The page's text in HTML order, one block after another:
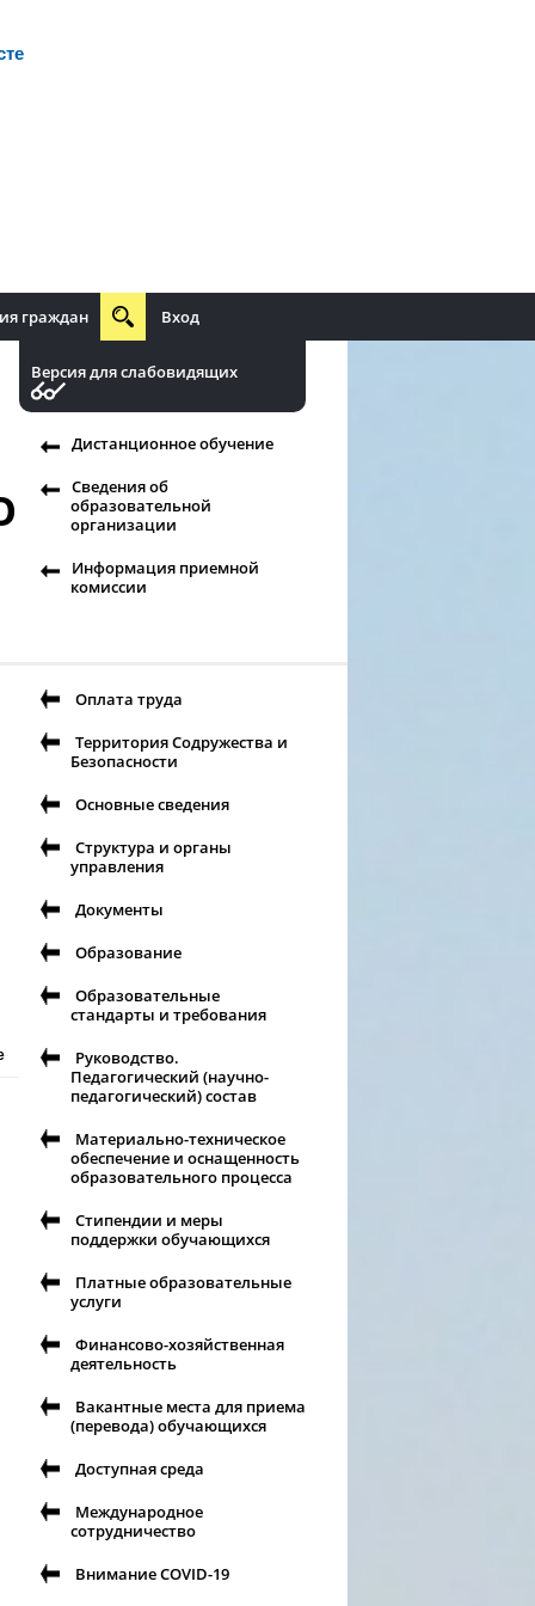
граждан Вход
Версия для слабовидящих
Дистанционное обучение
Сведения об
образовательной
организации
Информация приемной
комиссии
Оплата труда
Территория Содружества и
Безопасности
Основные сведения
Структура и органы
управления
Документы
Образование
Образовательные
стандарты и требования
Руководство.
Педагогический (научно-
педагогический) состав
Материально-техническое
обеспечение и оснащенность
образовательного процесса
Стипендии и меры
поддержки обучающихся
Платные образовательные
услуги
Финансово-хозяйственная
деятельность
Вакантные места для приема
(перевода) обучающихся
Доступная среда
Международное
сотрудничество
Внимание COVID-19